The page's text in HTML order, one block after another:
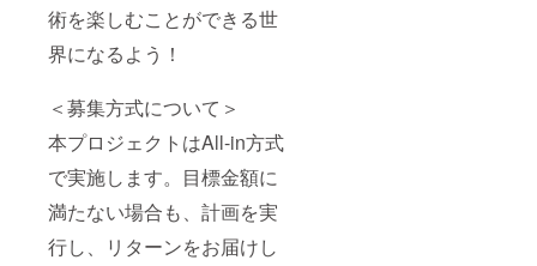
術を楽しむことができる世
界になるよう！
＜募集方式について＞
本プロジェクトはAll-in方式
で実施します。目標金額に
満たない場合も、計画を実
行し、リターンをお届けし